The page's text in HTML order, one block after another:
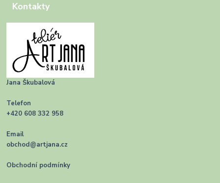
Kontakty
Jana Škubalová
Telefon
+420 608 332 958
Email
obchod@artjana.cz
Obchodní podmínky